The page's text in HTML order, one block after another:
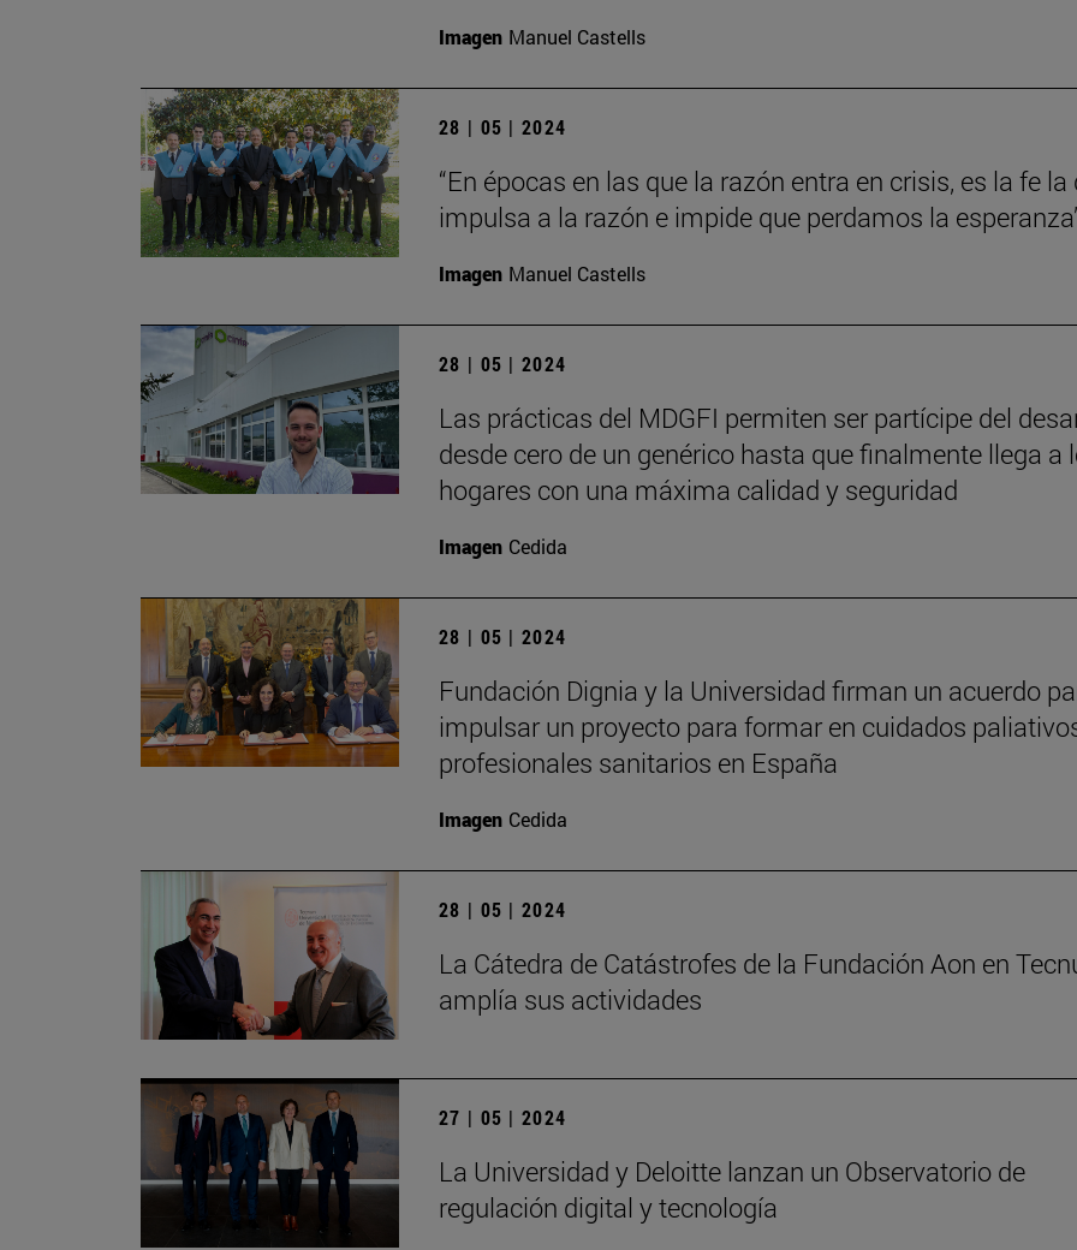
Imagen Manuel Castells
28 | 05 | 2024
“En épocas en las que la razón entra en crisis, es la fe la
impulsa a la razón e impide que perdamos la
Imagen Manuel Castells
28 | 05 | 2024
Las prácticas del MDGFI permiten ser partícipe del
desde cero de un genérico hasta que finalmente llega a
hogares con una máxima calidad y seguridad
Imagen Cedida
28 | 05 | 2024
Fundación Dignia y la Universidad firman un acuerdo
impulsar un proyecto para formar en cuidados
profesionales sanitarios en España
Imagen Cedida
28 | 05 | 2024
La Cátedra de Catástrofes de la Fundación Aon en
amplía sus actividades
27 | 05 | 2024
La Universidad y Deloitte lanzan un Observatorio de
regulación digital y tecnología